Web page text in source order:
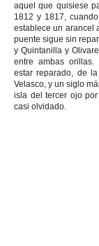
aquel que quisiese
1812 y 1817,
establece un arancel
puente sigue sin
y Quintanilla y
entre ambas
estar reparado, de
Velasco, y un siglo
isla del tercer ojo
casi olvidado.